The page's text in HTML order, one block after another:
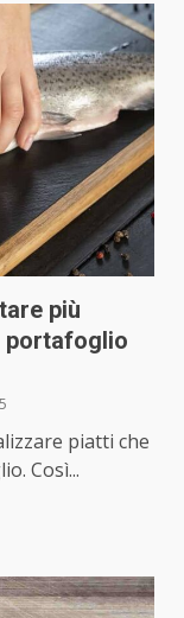
più
portafoglio
piatti che
Così...